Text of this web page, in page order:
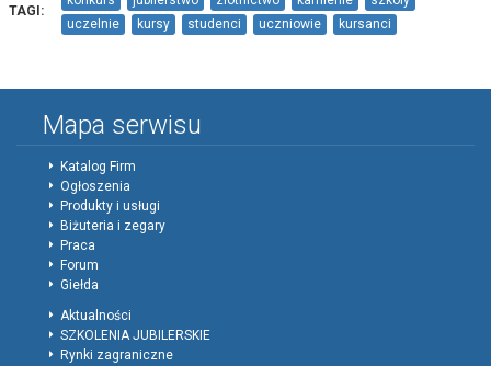
TAGI:
uczelnie
kursy studenci uczniowie
kursanci
Mapa serwisu
Katalog Firm
Ogłoszenia
Produkty i usługi
Biżuteria i zegary
Praca
Forum
Giełda
Aktualności
SZKOLENIA JUBILERSKIE
Rynki zagraniczne